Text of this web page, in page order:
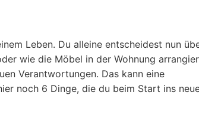
Leben. Du alleine entscheidest nun
wie die Möbel in der Wohnung
Verantwortungen. Das kann eine
noch 6 Dinge, die du beim Start ins